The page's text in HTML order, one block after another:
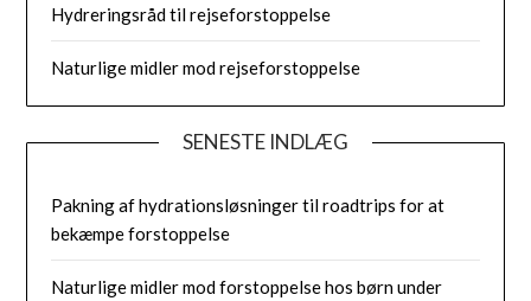
Hydreringsråd til rejseforstoppelse
Naturlige midler mod rejseforstoppelse
SENESTE INDLÆG
Pakning af hydrationsløsninger til roadtrips for at
bekæmpe forstoppelse
Naturlige midler mod forstoppelse hos børn under